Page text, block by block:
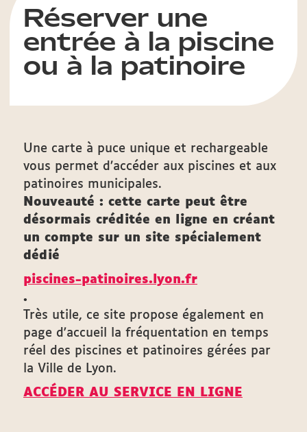
Réserver une
entrée à la piscine
ou à la patinoire
Une carte à puce unique et rechargeable
vous permet d’accéder aux piscines et aux
patinoires municipales.
Nouveauté : cette carte peut être
désormais créditée en ligne en créant
un compte sur un site spécialement
dédié
piscines-patinoires.lyon.fr
.
Très utile, ce site propose également en
page d'accueil la fréquentation en temps
réel des piscines et patinoires gérées par
la Ville de Lyon.
ACCÉDER AU SERVICE EN LIGNE